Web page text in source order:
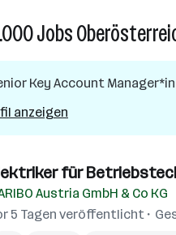
Jobs
Key Account
anzeigen
für
Austria GmbH & Co KG
5 Tagen veröffentlicht